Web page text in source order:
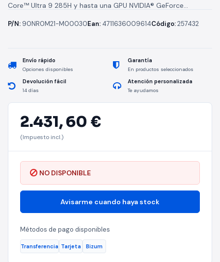
Core™ Ultra 9 285H y hasta una GPU NVIDIA® GeForce...
P/N: 90NR0M21-M00030Ean: 4711636009614Código:257432
Envío rápido
Opciones disponibles
Garantía
En productos seleccionados
Devolución fácil
14 días
Atención personalizada
Te ayudamos
2.431,60 €
(Impuesto incl.)
NO DISPONIBLE
Avisarme cuando haya stock
Métodos de pago disponibles
Transferencia Tarjeta Bizum